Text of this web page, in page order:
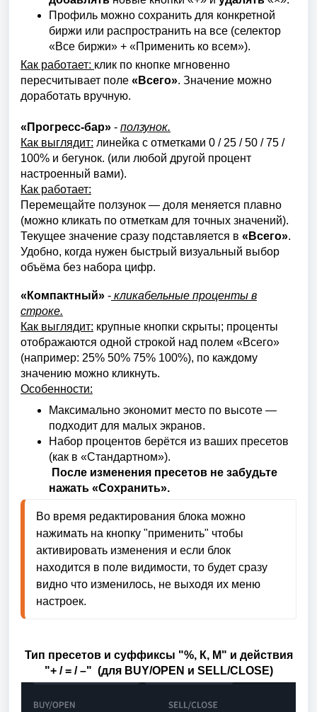
Профиль можно сохранить для конкретной
биржи или распространить на все (селектор
«Все биржи» + «Применить ко всем»).
Как работает: клик по кнопке мгновенно
пересчитывает поле «Всего». Значение можно
доработать вручную.
«Прогресс-бар» - ползунок.
Как выглядит: линейка с отметками 0 / 25 / 50 / 75 /
100% и бегунок. (или любой другой процент
настроенный вами).
Как работает:
Перемещайте ползунок — доля меняется плавно
(можно кликать по отметкам для точных значений).
Текущее значение сразу подставляется в «Всего».
Удобно, когда нужен быстрый визуальный выбор
объёма без набора цифр.
«Компактный» - кликабельные проценты в
строке.
Как выглядит: крупные кнопки скрыты; проценты
отображаются одной строкой над полем «Всего»
(например: 25% 50% 75% 100%), по каждому
значению можно кликнуть.
Особенности:
Максимально экономит место по высоте —
подходит для малых экранов.
Набор процентов берётся из ваших пресетов
(как в «Стандартном»).
После изменения пресетов не забудьте
нажать «Сохранить».
Во время редактирования блока можно
нажимать на кнопку "применить" чтобы
активировать изменения и если блок
находится в поле видимости, то будет сразу
видно что изменилось, не выходя их меню
настроек.
Тип пресетов и суффиксы "%, К, М" и действия
"+ / = / –" (для BUY/OPEN и SELL/CLOSE)